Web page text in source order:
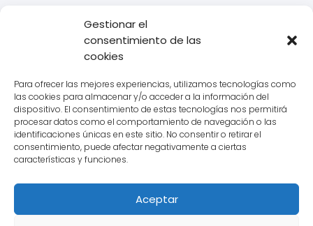
Gestionar el
consentimiento de las
cookies
Para ofrecer las mejores experiencias, utilizamos tecnologías como
las cookies para almacenar y/o acceder a la información del
dispositivo. El consentimiento de estas tecnologías nos permitirá
procesar datos como el comportamiento de navegación o las
identificaciones únicas en este sitio. No consentir o retirar el
consentimiento, puede afectar negativamente a ciertas
características y funciones.
Aceptar
Empresas de transporte
Datos de
la Delegación Ontime Toledo
Aviso legal
Política de Cookies
Política de Privacidad
Contacto